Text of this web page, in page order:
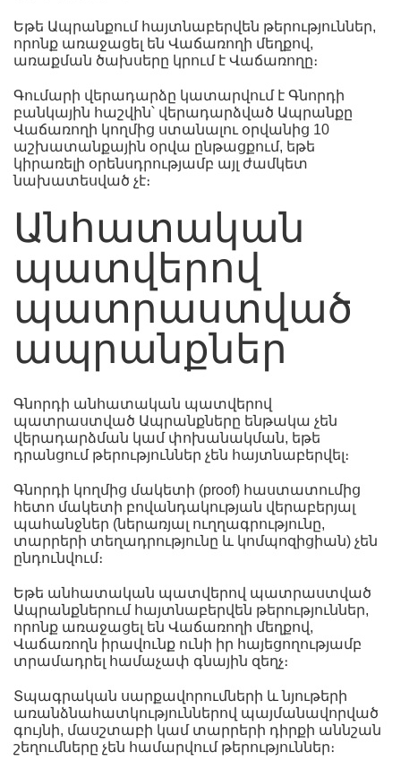
Եթե Ապրանքում հայտնաբերվեն թերություններ,
որոնք առաջացել են Վաճառողի մեղքով,
առաքման ծախսերը կրում է Վաճառողը։
Գումարի վերադարձը կատարվում է Գնորդի
բանկային հաշվին՝ վերադարձված Ապրանքը
Վաճառողի կողմից ստանալու օրվանից 10
աշխատանքային օրվա ընթացքում, եթե
կիրառելի օրենսդրությամբ այլ ժամկետ
նախատեսված չէ։
Անհատական
պատվերով
պատրաստված
ապրանքներ
Գնորդի անհատական պատվերով
պատրաստված Ապրանքները ենթակա չեն
վերադարձման կամ փոխանակման, եթե
դրանցում թերություններ չեն հայտնաբերվել։
Գնորդի կողմից մակետի (proof) հաստատումից
հետո մակետի բովանդակության վերաբերյալ
պահանջներ (ներառյալ ուղղագրությունը,
տարրերի տեղադրությունը և կոմպոզիցիան) չեն
ընդունվում։
Եթե անհատական պատվերով պատրաստված
Ապրանքներում հայտնաբերվեն թերություններ,
որոնք առաջացել են Վաճառողի մեղքով,
Վաճառողն իրավունք ունի իր հայեցողությամբ
տրամադրել համաչափ գնային զեղչ։
Տպագրական սարքավորումների և նյութերի
առանձնահատկություններով պայմանավորված
գույնի, մասշտաբի կամ տարրերի դիրքի աննշան
շեղումները չեն համարվում թերություններ։